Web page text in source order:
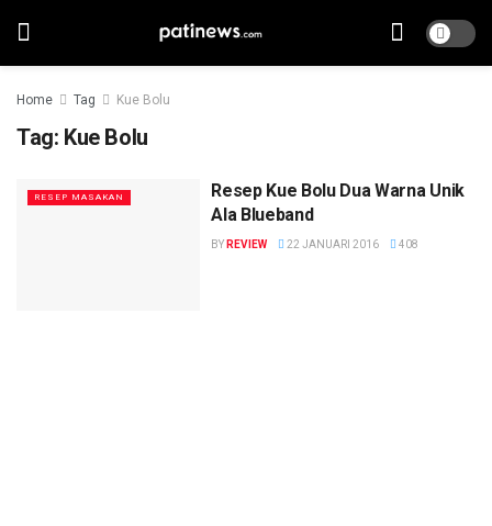
Home Tag Kue Bolu
Tag: Kue Bolu
RESEP MASAKAN
Resep Kue Bolu Dua Warna Unik
Ala Blueband
BY REVIEW 22 JANUARI 2016 408